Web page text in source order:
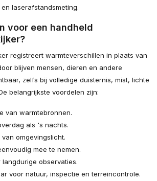
laserafstandsmeting.
voor een handheld
registreert warmteverschillen in plaats van
blijven mensen, dieren en andere
zelfs bij volledige duisternis, mist, lichte
belangrijkste voordelen zijn:
van warmtebronnen.
als 's nachts.
omgevingslicht.
mee te nemen.
langdurige observaties.
voor natuur, inspectie en terreincontrole.